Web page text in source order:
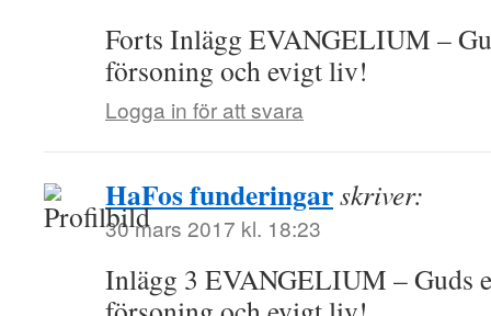
Forts Inlägg EVANGELIUM –
försoning och evigt liv!
Logga in för att svara
HaFos funderingarskriver:
30 mars 2017 kl. 18:23
Inlägg 3 EVANGELIUM – Guds